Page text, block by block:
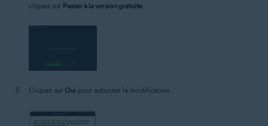
cliquez sur Passer à la version gratuite
Cliquez sur Oui pour autoriser la modification.